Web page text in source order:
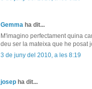
Gemma ha dit...
M'imagino perfectament quina
deu ser la mateixa que he posat
3 de juny del 2010, a les 8:19
josep ha dit...